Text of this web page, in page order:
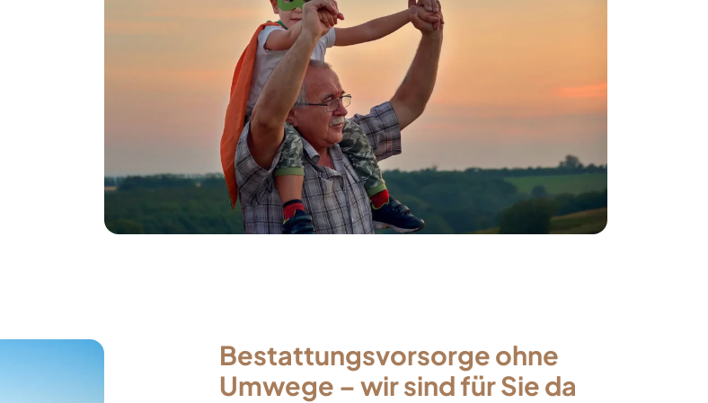
Bestattungsvorsorge ohne
Umwege – wir sind für Sie da